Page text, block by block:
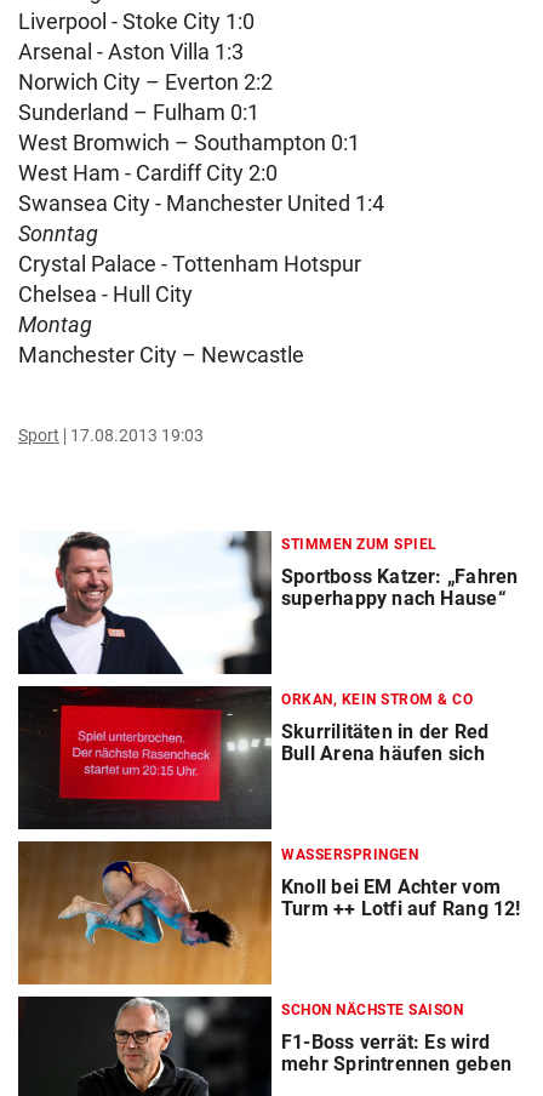
Liverpool - Stoke City 1:0
Arsenal - Aston Villa 1:3
Norwich City – Everton 2:2
Sunderland – Fulham 0:1
West Bromwich – Southampton 0:1
West Ham - Cardiff City 2:0
Swansea City - Manchester United 1:4
Sonntag
Crystal Palace - Tottenham Hotspur
Chelsea - Hull City
Montag
Manchester City – Newcastle
Sport 17.08.2013 19:03
STIMMEN ZUM SPIEL
Sportboss Katzer: „Fahren
superhappy nach Hause“
ORKAN, KEIN STROM & CO
Skurrilitäten in der Red
Bull Arena häufen sich
WASSERSPRINGEN
Knoll bei EM Achter vom
Turm ++ Lotfi auf Rang 12!
SCHON NÄCHSTE SAISON
F1-Boss verrät: Es wird
mehr Sprintrennen geben